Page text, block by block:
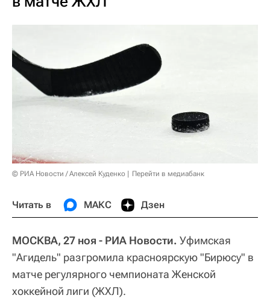
© РИА Новости / Алексей Куденко Перейти в медиабанк
Читать в МАКС Дзен
МОСКВА, 27 ноя - РИА Новости. Уфимская
"Агидель" разгромила красноярскую "Бирюсу" в
матче регулярного чемпионата Женской
хоккейной лиги (ЖХЛ).